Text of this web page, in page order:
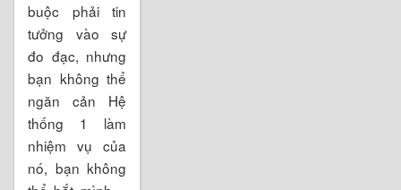
buộc phải tin
tưởng vào sự
đo đạc, nhưng
bạn không thể
ngăn cản Hệ
thống 1 làm
nhiệm vụ của
nó, bạn không